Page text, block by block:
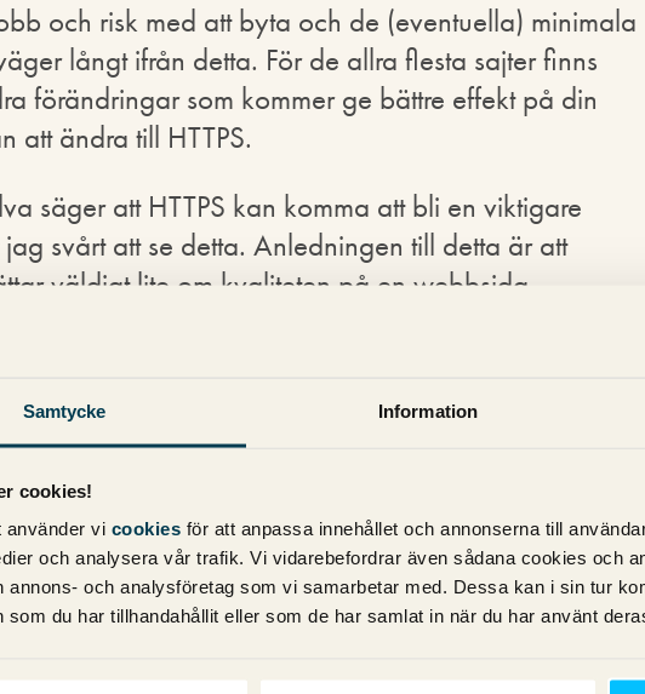
Samtycke Information
cookies!
använder vi cookies för att anpassa innehållet och annonserna till
och analysera vår trafik. Vi vidarebefordrar även sådana cookies och
annons- och analysföretag som vi samarbetar med. Dessa kan i sin tur
som du har tillhandahållit eller som de har samlat in när du har använt
och risk med att byta och de (eventuella) minimala
långt ifrån detta. För de allra flesta sajter finns
förändringar som kommer ge bättre effekt på din
att ändra till HTTPS.
säger att HTTPS kan komma att bli en viktigare
svårt att se detta. Anledningen till detta är att
väldigt lite om kvaliteten på en webbsida.
visa så relevanta och kvalitativa sökresultatet som
inte en väg som kommer förbättra
Searchmetrics
då undersökningen inte kunde påvisa någon
ranking och krypterade sidor.
till HTTPS